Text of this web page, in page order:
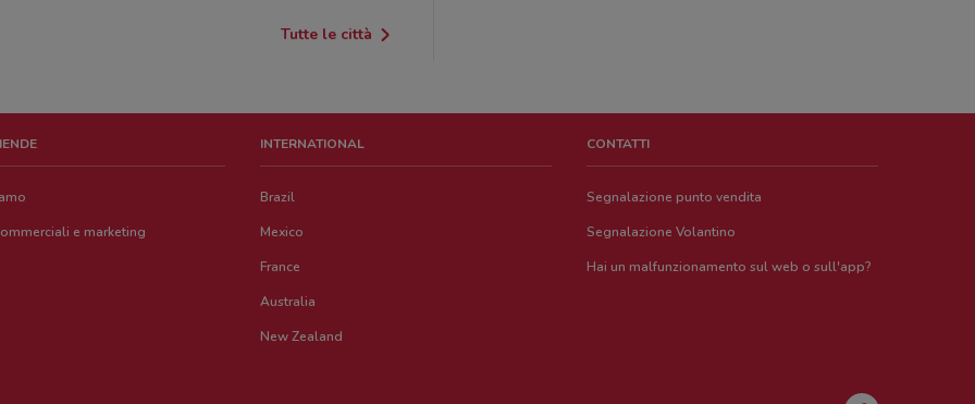
Tutte le città
e marketing
INTERNATIONAL
Brazil
Mexico
France
Australia
New Zealand
CONTATTI
Segnalazione punto vendita
Segnalazione Volantino
Hai un malfunzionamento sul web o sull'app?